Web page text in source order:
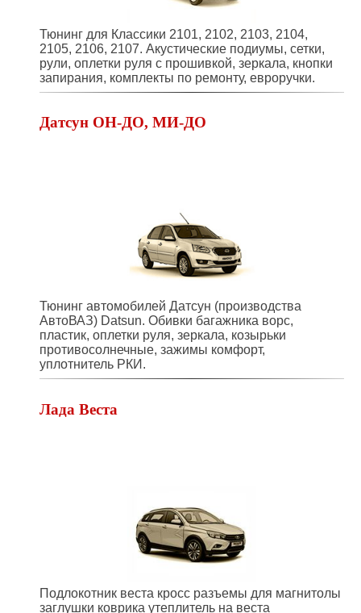
Тюнинг для Классики 2101, 2102, 2103, 2104,
2105, 2106, 2107. Акустические подиумы, сетки,
рули, оплетки руля с прошивкой, зеркала, кнопки
запирания, комплекты по ремонту, евроручки.
Датсун ОН-ДО, МИ-ДО
Тюнинг автомобилей Датсун (производства
АвтоВАЗ) Datsun. Обивки багажника ворс,
пластик, оплетки руля, зеркала, козырьки
противосолнечные, зажимы комфорт,
уплотнитель РКИ.
Лада Веста
Подлокотник веста кросс разъемы для магнитолы
заглушки коврика утеплитель на веста